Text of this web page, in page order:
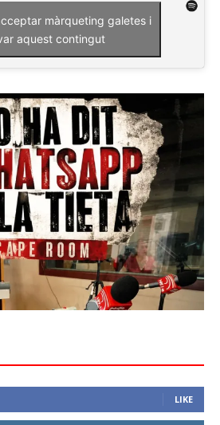
màrqueting galetes i
aquest contingut
LIKE